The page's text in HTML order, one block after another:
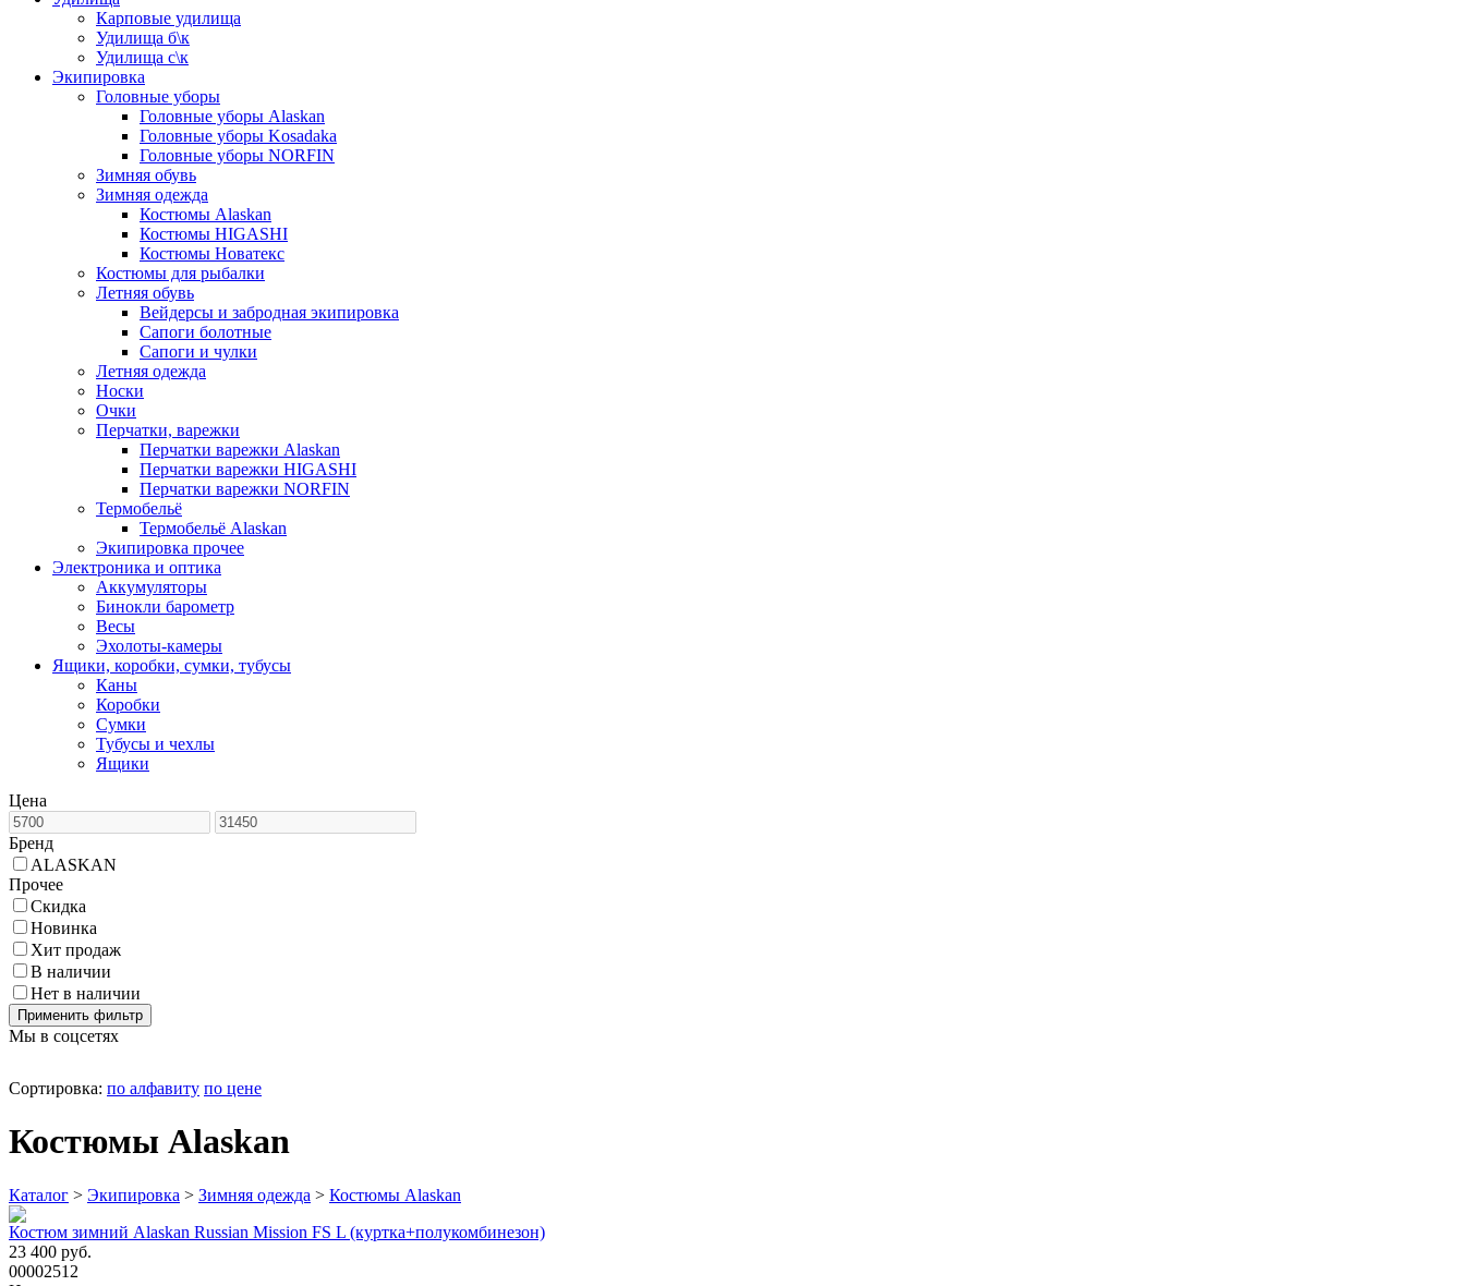
Карповые удилища
Удилища б\к
Удилища с\к
Экипировка
Головные уборы
Головные уборы Alaskan
Головные уборы Kosadaka
Головные уборы NORFIN
Зимняя обувь
Зимняя одежда
Костюмы Alaskan
Костюмы HIGASHI
Костюмы Новатекс
Костюмы для рыбалки
Летняя обувь
Вейдерсы и забродная экипировка
Сапоги болотные
Сапоги и чулки
Летняя одежда
Носки
Очки
Перчатки, варежки
Перчатки варежки Alaskan
Перчатки варежки HIGASHI
Перчатки варежки NORFIN
Термобельё
Термобельё Alaskan
Экипировка прочее
Электроника и оптика
Аккумуляторы
Бинокли барометр
Весы
Эхолоты-камеры
Ящики, коробки, сумки, тубусы
Каны
Коробки
Сумки
Тубусы и чехлы
Ящики
Цена
Бренд
ALASKAN
Прочее
Cкидка
Новинка
Хит продаж
В наличии
Нет в наличии
Мы в соцсетях
Сортировка: по алфавиту по цене
Костюмы Alaskan
Каталог > Экипировка > Зимняя одежда > Костюмы Alaskan
Костюм зимний Alaskan Russian Mission FS L (куртка+полукомбинезон)
23 400 руб.
00002512